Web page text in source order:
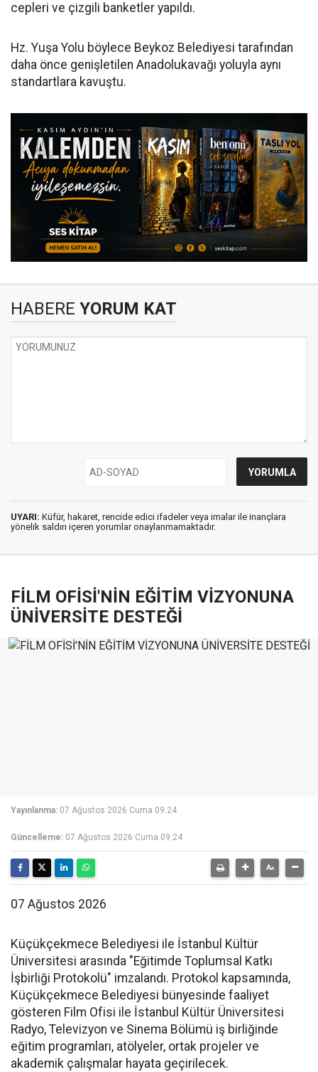
cepleri ve çizgili banketler yapıldı.
Hz. Yuşa Yolu böylece Beykoz Belediyesi tarafından
daha önce genişletilen Anadolukavağı yoluyla aynı
standartlara kavuştu.
HABERE YORUM KAT
UYARI: Küfür, hakaret, rencide edici ifadeler veya imalar ile inançlara
yönelik saldırı içeren yorumlar onaylanmamaktadır.
FİLM OFİSİ'NİN EĞİTİM VİZYONUNA
ÜNİVERSİTE DESTEĞİ
Yayınlanma: 07 Ağustos 2026 Cuma 09:24
Güncelleme: 07 Ağustos 2026 Cuma 09:24
07 Ağustos 2026
Küçükçekmece Belediyesi ile İstanbul Kültür
Üniversitesi arasında "Eğitimde Toplumsal Katkı
İşbirliği Protokolü" imzalandı. Protokol kapsamında,
Küçükçekmece Belediyesi bünyesinde faaliyet
gösteren Film Ofisi ile İstanbul Kültür Üniversitesi
Radyo, Televizyon ve Sinema Bölümü iş birliğinde
eğitim programları, atölyeler, ortak projeler ve
akademik çalışmalar hayata geçirilecek.